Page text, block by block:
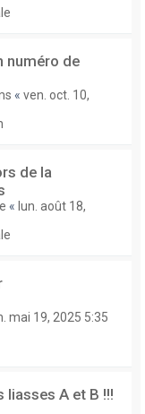
numéro de
« ven. oct. 10,
de la
« lun. août 18,
mai 19, 2025 5:35
liasses A et B !!!